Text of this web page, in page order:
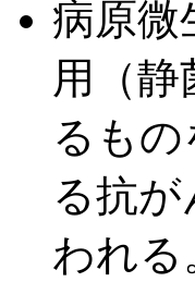
病原微
用（
るも
る抗
われる